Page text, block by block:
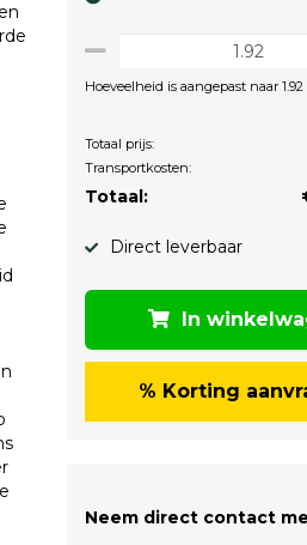
Hoeveelheid is aangepast naar 1.92
Totaal prijs:
Transportkosten:
Totaal:
Direct leverbaar
In
% Korting
Neem direct contact